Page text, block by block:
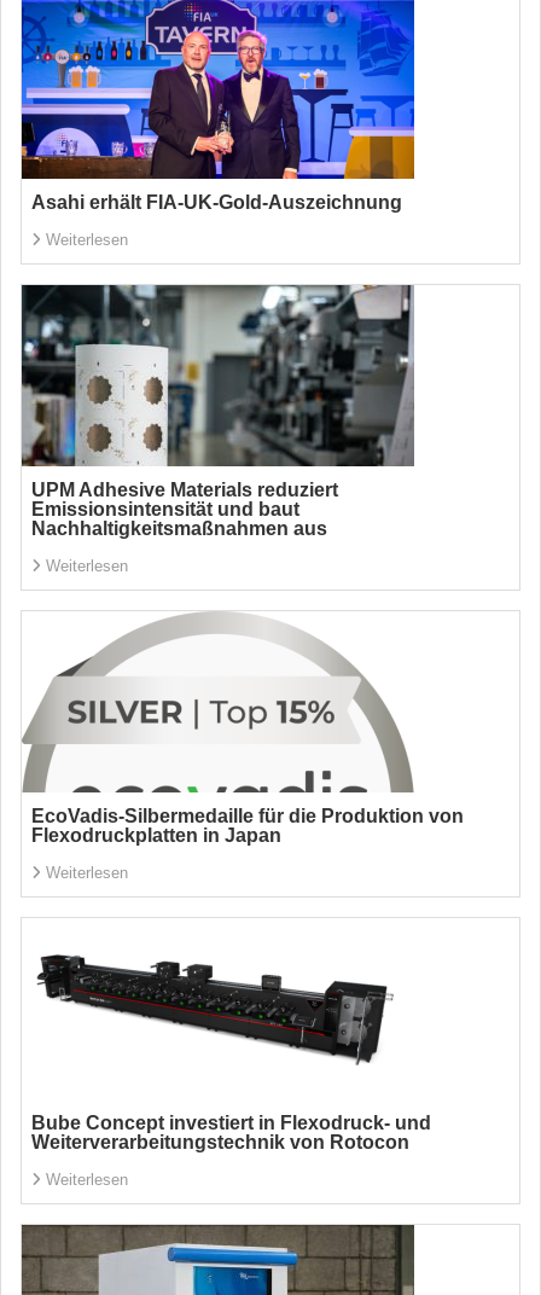
Asahi erhält FIA-UK-Gold-Auszeichnung
Weiterlesen
UPM Adhesive Materials reduziert
Emissionsintensität und baut
Nachhaltigkeitsmaßnahmen aus
Weiterlesen
EcoVadis-Silbermedaille für die Produktion von
Flexodruckplatten in Japan
Weiterlesen
Bube Concept investiert in Flexodruck- und
Weiterverarbeitungstechnik von Rotocon
Weiterlesen